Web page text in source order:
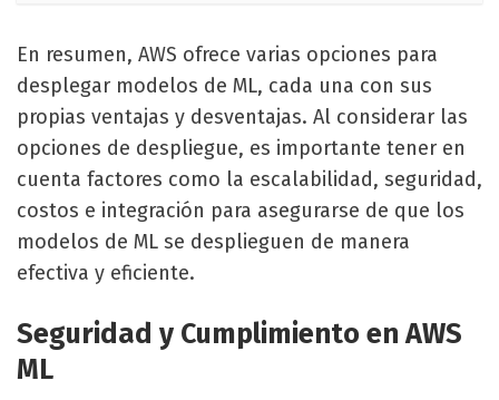
En resumen, AWS ofrece varias opciones para
desplegar modelos de ML, cada una con sus
propias ventajas y desventajas. Al considerar las
opciones de despliegue, es importante tener en
cuenta factores como la escalabilidad, seguridad,
costos e integración para asegurarse de que los
modelos de ML se desplieguen de manera
efectiva y eficiente.
Seguridad y Cumplimiento en AWS
ML